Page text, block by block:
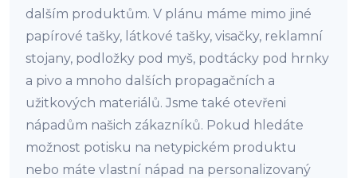
dalším produktům. V plánu máme mimo jiné
papírové tašky, látkové tašky, visačky, reklamní
stojany, podložky pod myš, podtácky pod hrnky
a pivo a mnoho dalších propagačních a
užitkových materiálů. Jsme také otevřeni
nápadům našich zákazníků. Pokud hledáte
možnost potisku na netypickém produktu
nebo máte vlastní nápad na personalizovaný